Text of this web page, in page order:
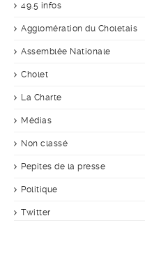
49.5 infos
Agglomération du Choletais
Assemblée Nationale
Cholet
La Charte
Médias
Non classé
Pepites de la presse
Politique
Twitter